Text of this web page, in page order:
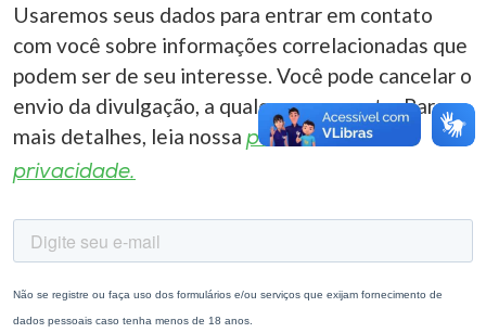
A-
Usaremos seus dados para entrar em contato
com você sobre informações correlacionadas que
podem ser de seu interesse. Você pode cancelar o
envio da divulgação, a qualquer momento. Para
mais detalhes, leia nossa política de
privacidade.